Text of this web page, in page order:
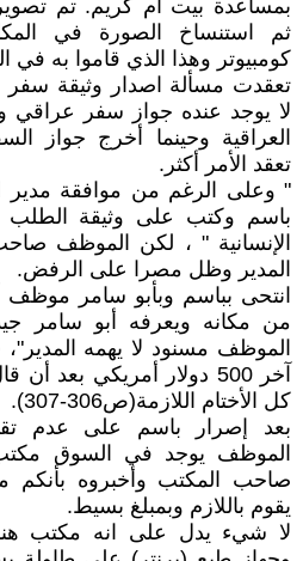
بمساعدة بيت أم كريم. تم
ثم استنساخ الصورة في
كومبيوتر وهذا الذي قاموا به في
تعقدت مسألة اصدار وثيقة
لا يوجد عنده جواز سفر عراقي
العراقية وحينما أخرج جواز
تعقد الأمر أكثر.
" وعلى الرغم من موافقة مدير
باسم وكتب على وثيقة الطلب "
الإنسانية " ، لكن الموظف
المدير وظل مصرا على الرفض.
انتحى بباسم وبأبو سامر موظف
من مكانه ويعرفه أبو سامر
الموظف مسنود لا يهمه
آخر 500 دولار أمريكي بعد
كل الأختام اللازمة(ص306-307).
بعد إصرار باسم على عدم
الموظف يوجد في السوق
صاحب المكتب وأخبروه
يقوم باللازم وبمبلغ بسيط.
لا شيء يدل على انه مكتب